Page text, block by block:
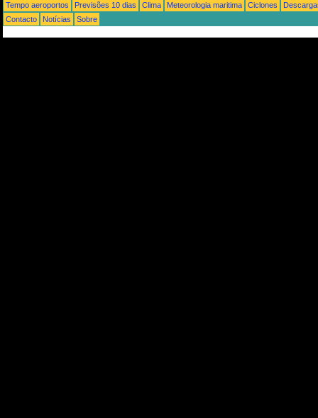
Tempo aeroportos
Previsões 10 dias Clima Meteorologia maritima Ciclones
Contacto
Notícias Sobre